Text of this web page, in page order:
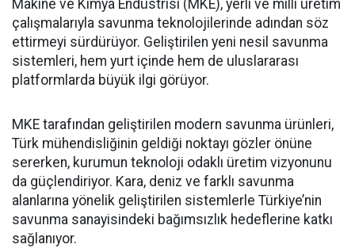
Makine ve Kimya Endüstrisi (MKE), yerli ve milli üretim
çalışmalarıyla savunma teknolojilerinde adından söz
ettirmeyi sürdürüyor. Geliştirilen yeni nesil savunma
sistemleri, hem yurt içinde hem de uluslararası
platformlarda büyük ilgi görüyor.
MKE tarafından geliştirilen modern savunma ürünleri,
Türk mühendisliğinin geldiği noktayı gözler önüne
sererken, kurumun teknoloji odaklı üretim vizyonunu
da güçlendiriyor. Kara, deniz ve farklı savunma
alanlarına yönelik geliştirilen sistemlerle Türkiye’nin
savunma sanayisindeki bağımsızlık hedeflerine katkı
sağlanıyor.